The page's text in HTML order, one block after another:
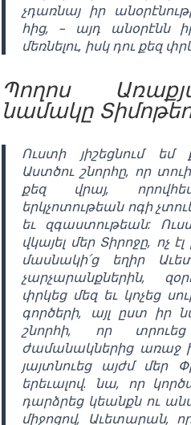
չդառնայ իր
հից, – այդ անօրէնն
մեռնելու, իսկ դու քեզ
Պողոս
նամակը
Ուստի յիշեցնում
Աստծու շնորհը, որ
քեզ վրայ,
երկչոտութեան ոգի
եւ զգաստութեան:
վկայել մեր Տիրոջը, ոչ
մասնակի՛ց եղիր
չարչարանքներին,
փրկեց մեզ եւ կոչեց
գործերի, այլ ըստ իր
շնորհի, որ
ժամանակներից առաջ
յայտնուեց այժմ մեր
երեւալով. նա, որ
դարձրեց կեանքն ու
միջոցով, Աւետարան,